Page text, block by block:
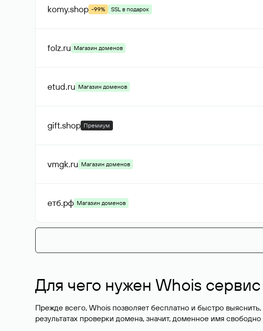
komy.shop -99% SSL в подарок
folz.ru Магазин доменов
etud.ru Магазин доменов
gift.shop Премиум
vmgk.ru Магазин доменов
етб.рф Магазин доменов
Для чего нужен Whois сервис
Прежде всего, Whois позволяет бесплатно и быстро
результатах проверки домена, значит, доменное имя